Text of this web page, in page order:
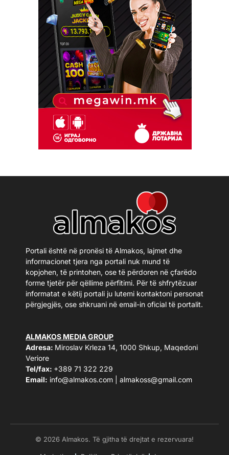
Portali është në pronësi të Almakos, lajmet dhe
informacionet tjera nga portali nuk mund të
kopjohen, të printohen, ose të përdoren në çfarëdo
forme tjetër për qëllime përfitimi. Për të shfrytëzuar
informatat e këtij portali ju lutemi kontaktoni personat
përgjegjës, ose shkruani në email-in oficial të portalit.
ALMAKOS MEDIA GROUP
Adresa: Miroslav Krleza 14, 1000 Shkup, Maqedoni
Veriore
Tel/fax: +389 71 322 229
Email: info@almakos.com almakoss@gmail.com
© 2026 Almakos. Të gjitha të drejtat e rezervuara!